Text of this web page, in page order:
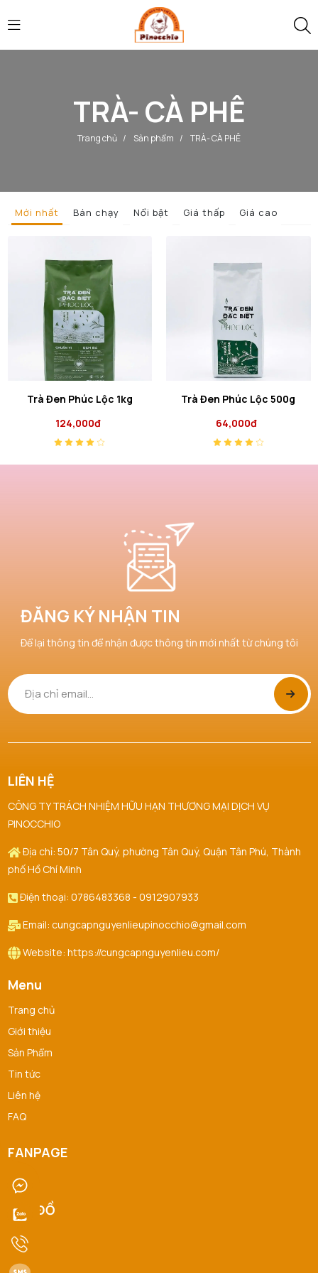
TRÀ- CÀ PHÊ
Trang chủ / Sản phẩm / TRÀ- CÀ PHÊ
Mới nhất Bán chạy Nổi bật Giá thấp Giá cao
Trà Đen Phúc Lộc 1kg
124,000đ
Trà Đen Phúc Lộc 500g
64,000đ
ĐĂNG KÝ NHẬN TIN
Để lại thông tin để nhận được thông tin mới nhất từ chúng tôi
LIÊN HỆ
CÔNG TY TRÁCH NHIỆM HỮU HẠN THƯƠNG MẠI DỊCH VỤ
PINOCCHIO
Địa chỉ: 50/7 Tân Quý, phường Tân Quý, Quận Tân Phú, Thành
phố Hồ Chí Minh
Điện thoại: 0786483368 - 0912907933
Email: cungcapnguyenlieupinocchio@gmail.com
Website: https://cungcapnguyenlieu.com/
Menu
Trang chủ
Giới thiệu
Sản Phẩm
Tin tức
Liên hệ
FAQ
FANPAGE
BẢN ĐỒ